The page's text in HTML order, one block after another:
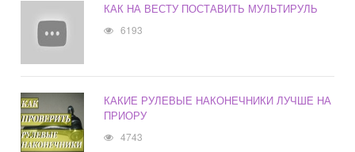
КАК НА ВЕСТУ ПОСТАВИТЬ МУЛЬТИРУЛЬ
6193
КАКИЕ РУЛЕВЫЕ НАКОНЕЧНИКИ ЛУЧШЕ НА
ПРИОРУ
4743